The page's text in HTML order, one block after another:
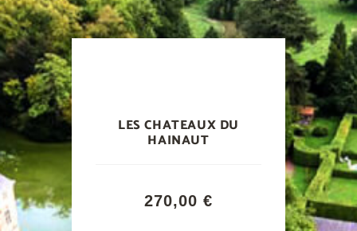
LES CHATEAUX DU
HAINAUT
270,00 €